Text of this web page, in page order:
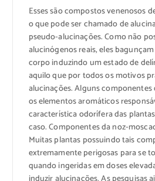
Esses são compostos venenosos
o que pode ser chamado de
pseudo-alucinações. Como não
alucinógenos reais, eles
corpo induzindo um estado de
aquilo que por todos os motivos
alucinações. Alguns componentes
os elementos aromáticos
característica odorífera das
caso. Componentes da noz-
Muitas plantas possuindo tais
extremamente perigosas para se
quando ingeridas em doses